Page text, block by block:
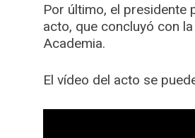
Por último, el presidente
acto, que concluyó con
Academia.
El vídeo del acto se